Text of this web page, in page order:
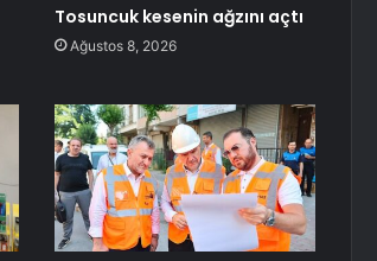
Tosuncuk kesenin ağzını açtı
Ağustos 8, 2026